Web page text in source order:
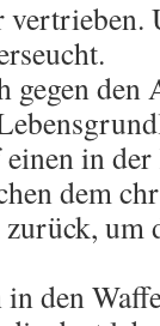
den
in
dem
um
den